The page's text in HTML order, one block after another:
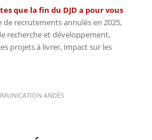
que la fin du DJD a pour vous
recrutements annulés en 2025,
recherche et développement,
projets à livrer, impact sur les
ANDÈS